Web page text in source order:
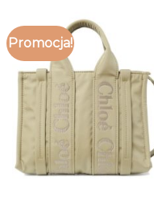
Promocja!